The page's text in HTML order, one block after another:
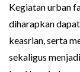
Kegiatan urban
diharapkan
keasrian, serta
sekaligus